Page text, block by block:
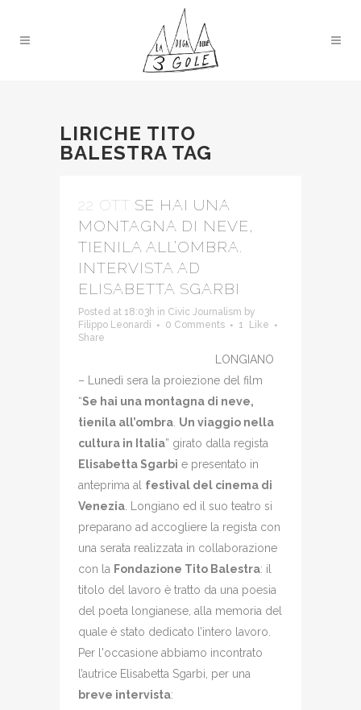
LIRICHE TITO
BALESTRA TAG
22 OTT SE HAI UNA
MONTAGNA DI NEVE,
TIENILA ALL’OMBRA.
INTERVISTA AD
ELISABETTA SGARBI
Posted at 18:03h in Civic Journalism by
Filippo Leonardi
0 Comments 1
Like
Share
LONGIANO
– Lunedì sera la proiezione del film
“Se hai una montagna di neve,
tienila all’ombra Un viaggio nella
cultura in Italia” girato dalla regista
Elisabetta Sgarbi e presentato in
anteprima al festival del cinema di
Venezia . Longiano ed il suo teatro si
preparano ad accogliere la regista con
una serata realizzata in collaborazione
con la Fondazione Tito Balestra: il
titolo del lavoro è tratto da una poesia
del poeta longianese, alla memoria del
quale è stato dedicato l’intero lavoro.
Per l'occasione abbiamo incontrato
l’autrice Elisabetta Sgarbi, per una
breve intervista: